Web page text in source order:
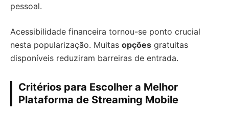
pessoal.
Acessibilidade financeira tornou-se ponto crucial
nesta popularização. Muitas opções gratuitas
disponíveis reduziram barreiras de entrada.
Critérios para Escolher a Melhor
Plataforma de Streaming Mobile